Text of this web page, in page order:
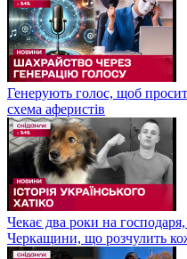
Генерують голос, щоб
схема аферистів
Чекає два роки на господаря,
Черкащини, що розчулить